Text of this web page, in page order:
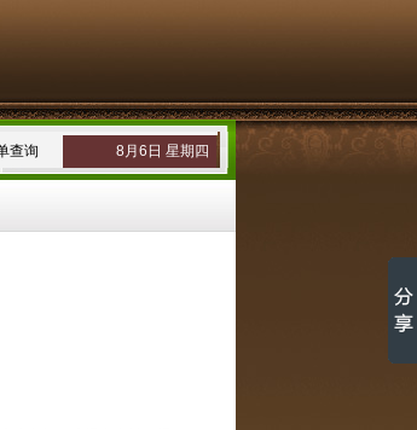
查询 8月6日 星期四